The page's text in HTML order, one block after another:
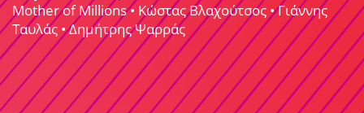
Mother of Millions • Κώστας Βλαχούτσος • Γιάννης
Ταυλάς • Δημήτρης Ψαρράς